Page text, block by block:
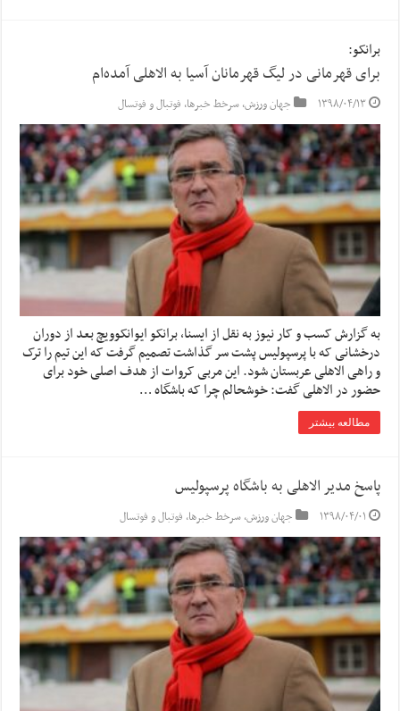
برانکو:
برای قهرمانی در لیگ قهرمانان آسیا به الاهلی آمده‌ام
۱۳۹۸/۰۴/۱۳ جهان ورزش,سرخط خبرها, فوتبال و فوتسال
به گزارش کسب و کار نیوز به نقل از ایسنا, برانکو ایوانکوویچ بعد از دوران
درخشانی که با پرسپولیس پشت سر گذاشت تصمیم گرفت که این تیم را ترک
و راهی الاهلی عربستان شود. این مربی کروات از هدف اصلی خود برای
حضور در الاهلی گفت: خوشحالم چرا که باشگاه …
مطالعه بیشتر
پاسخ مدیر الاهلی به باشگاه پرسپولیس
۱۳۹۸/۰۴/۰۱ جهان ورزش,سرخط خبرها, فوتبال و فوتسال